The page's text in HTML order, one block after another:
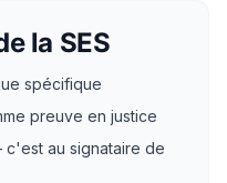
la SES
spécifique
preuve en justice
au signataire de